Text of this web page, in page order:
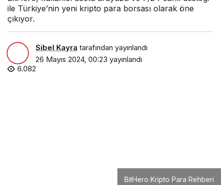
ile Türkiye’nin yeni kripto para borsası olarak öne
çıkıyor.
Sibel Kayra tarafından yayınlandı
26 Mayıs 2024, 00:23 yayınlandı
6.082
BitHero Kripto Para Rehberi